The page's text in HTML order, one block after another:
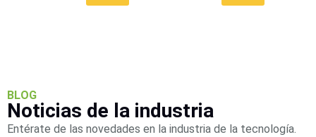
BLOG
Noticias de la industria
Entérate de las novedades en la industria de la tecnología.